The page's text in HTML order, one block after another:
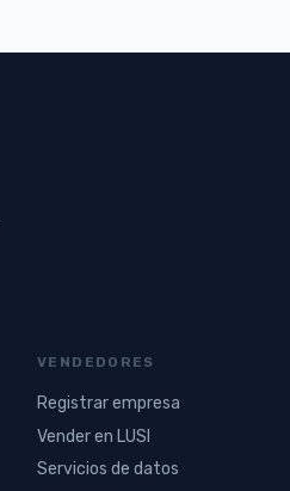
VENDEDORES
Registrar empresa
Vender en LUSI
Servicios de datos